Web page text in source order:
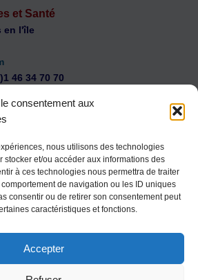
consentement aux
nous utilisons des technologies
stocker et/ou accéder aux informations des
à ces technologies nous permettra de traiter
de navigation ou les ID uniques
consentir ou de retirer son consentement peut
caractéristiques et fonctions.
Accepter
et Santé
en l'île
46 34 70 70
vidéos
Entreprises et Santé